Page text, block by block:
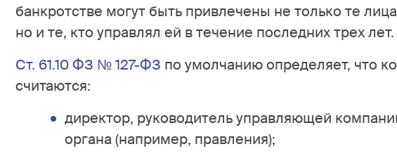
банкротстве могут быть привлечены не только те
но и те, кто управлял ей в течение последних трех лет.
Ст. 61.10 ФЗ № 127-ФЗ по умолчанию определяет, что
считаются:
директор, руководитель управляющей
органа (например, правления);